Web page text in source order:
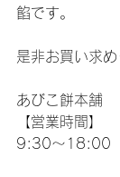
餡です。
是非お買い求
あびこ餅本舗
【営業時間】
9:30〜18:00